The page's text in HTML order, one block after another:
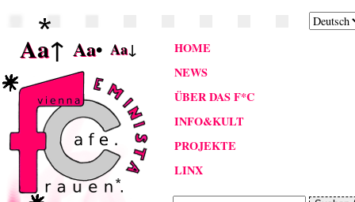
HOME
NEWS
ÜBER DAS F*C
INFO&KULT
PROJEKTE
LINX
Aa↑ Aa• Aa↓